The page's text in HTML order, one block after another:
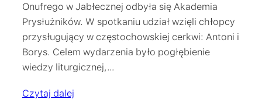
Onufrego w Jabłecznej odbyła się Akademia
Prysłużników. W spotkaniu udział wzięli chłopcy
przysługujący w częstochowskiej cerkwi: Antoni i
Borys. Celem wydarzenia było pogłębienie
wiedzy liturgicznej,…
Czytaj dalej